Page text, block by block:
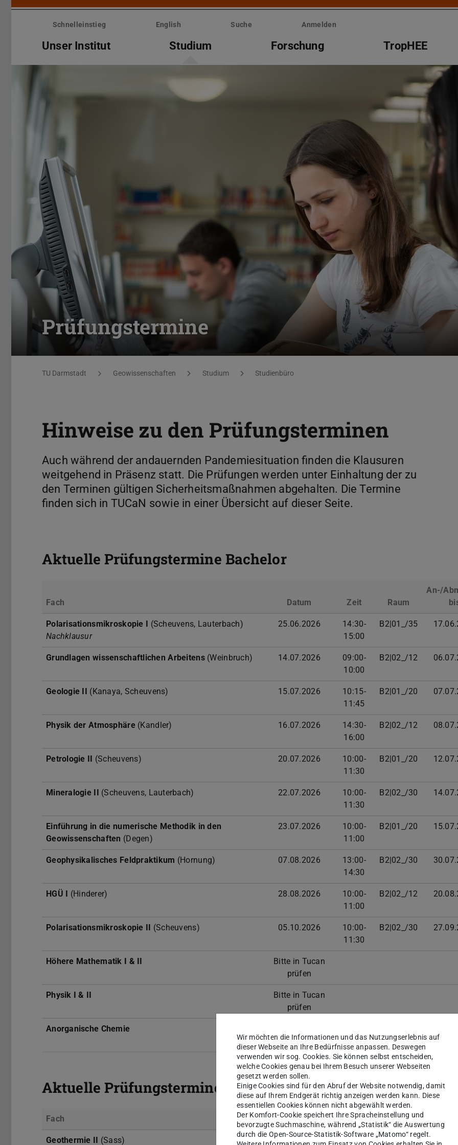
Menü
überspringenSchnelleinstieg English Suche Anmelden
Unser Institut Studium Forschung TropHEE
Prüfungstermine
Sie befinden sich hier:
TU Darmstadt Geowissenschaften Studium Studienbüro
Hinweise zu den Prüfungsterminen
Auch während der andauernden Pandemiesituation finden die Klausuren
weitgehend in Präsenz statt. Die Prüfungen werden unter Einhaltung der zu
den Terminen gültigen Sicherheitsmaßnahmen abgehalten. Die Termine
finden sich in TUCaN sowie in einer Übersicht auf dieser Seite.
Aktuelle Prüfungstermine Bachelor
Fach Datum Zeit Raum
An-/
Polarisationsmikroskopie I (Scheuvens, Lauterbach)
Nachklausur
25.06.2026
14:30-
15:00
B2|01_/35
Grundlagen wissenschaftlichen Arbeitens(Weinbruch) 14.07.2026
09:00-
10:00
B2|02_/12
Geologie II (Kanaya, Scheuvens) 15.07.2026
10:15-
11:45
B2|01_/20
Physik der Atmosphäre(Kandler) 16.07.2026
14:30-
16:00
B2|02_/12
Petrologie II (Scheuvens) 20.07.2026
10:00-
11:30
B2|01_/20
Mineralogie II (Scheuvens, Lauterbach) 22.07.2026
10:00-
11:30
B2|02_/30
Einführung in die numerische Methodik in den
Geowissenschaften (Degen)
23.07.2026
10:00-
11:00
B2|01_/20
Geophysikalisches Feldpraktikum (Hornung) 07.08.2026
13:00-
14:30
B2|02_/30
HGÜ I (Hinderer) 28.08.2026
10:00-
11:00
B2|02_/12
Polarisationsmikroskopie II (Scheuvens) 05.10.2026
10:00-
11:30
B2|02_/30
Höhere Mathematik I & II
Bitte in Tucan
prüfen
Physik I & II
Bitte in Tucan
prüfen
Anorganische Chemie
prüfen
Aktuelle Prüfungstermine Master
Fach Datum Zeit Raum An-/
Geothermie II (Sass) 27.05.2026
13:45-
B2|01_/20
Wir möchten die Informationen und das Nutzungserlebnis auf
dieser Webseite an Ihre Bedürfnisse anpassen. Deswegen
verwenden wir sog. Cookies. Sie können selbst entscheiden,
welche Cookies genau bei Ihrem Besuch unserer Webseiten
gesetzt werden sollen.
Einige Cookies sind für den Abruf der Website notwendig, damit
diese auf Ihrem Endgerät richtig anzeigen werden kann. Diese
essentiellen Cookies können nicht abgewählt werden.
Der Komfort-Cookie speichert Ihre Spracheinstellung und
bevorzugte Suchmaschine, während „Statistik“ die Auswertung
durch die Open-Source-Statistik-Software „Matomo“ regelt.